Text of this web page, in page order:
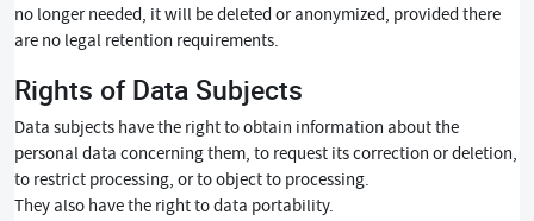
no longer needed, it will be deleted or anonymized, provided there
are no legal retention requirements.
Rights of Data Subjects
Data subjects have the right to obtain information about the
personal data concerning them, to request its correction or deletion,
to restrict processing, or to object to processing.
They also have the right to data portability.